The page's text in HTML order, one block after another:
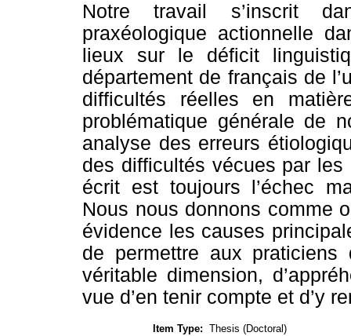
Notre travail s’inscrit
praxéologique actionnelle
lieux sur le déficit
département de français de
difficultés réelles en
problématique générale de
analyse des erreurs
des difficultés vécues par les
écrit est toujours l’échec
Nous nous donnons comme
évidence les causes
de permettre aux
véritable dimension,
vue d’en tenir compte et d’y
Item Type: Thesis (Doctoral)